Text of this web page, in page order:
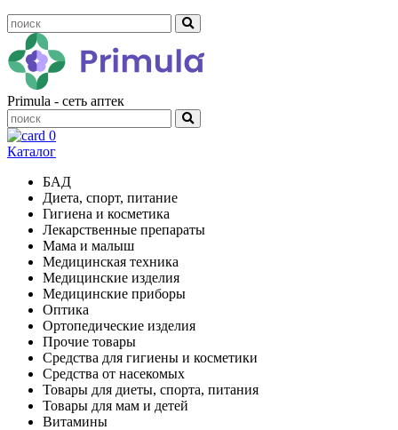
Primula - сеть аптек
0
Каталог
БАД
Диета, спорт, питание
Гигиена и косметика
Лекарственные препараты
Мама и малыш
Медицинская техника
Медицинские изделия
Медицинские приборы
Оптика
Ортопедические изделия
Прочие товары
Средства для гигиены и косметики
Средства от насекомых
Товары для диеты, спорта, питания
Товары для мам и детей
Витамины